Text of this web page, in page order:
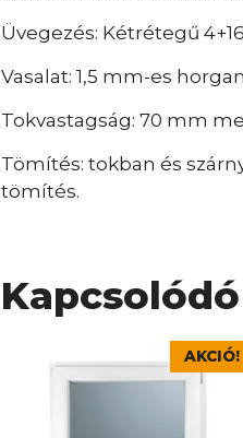
Üvegezés: Kétrétegű
Vasalat: 1,5 mm-es
Tokvastagság: 70 mm
Tömítés: tokban és
tömítés.
AKCIÓ!